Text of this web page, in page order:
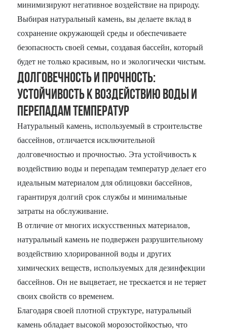
минимизируют негативное воздействие на природу.
Выбирая натуральный камень, вы делаете вклад в
сохранение окружающей среды и обеспечиваете
безопасность своей семьи, создавая бассейн, который
будет не только красивым, но и экологически чистым.
Долговечность и прочность:
Устойчивость к воздействию воды и
перепадам температур
Натуральный камень, используемый в строительстве
бассейнов, отличается исключительной
долговечностью и прочностью. Эта устойчивость к
воздействию воды и перепадам температур делает его
идеальным материалом для облицовки бассейнов,
гарантируя долгий срок службы и минимальные
затраты на обслуживание.
В отличие от многих искусственных материалов,
натуральный камень не подвержен разрушительному
воздействию хлорированной воды и других
химических веществ, используемых для дезинфекции
бассейнов. Он не выцветает, не трескается и не теряет
своих свойств со временем.
Благодаря своей плотной структуре, натуральный
камень обладает высокой морозостойкостью, что